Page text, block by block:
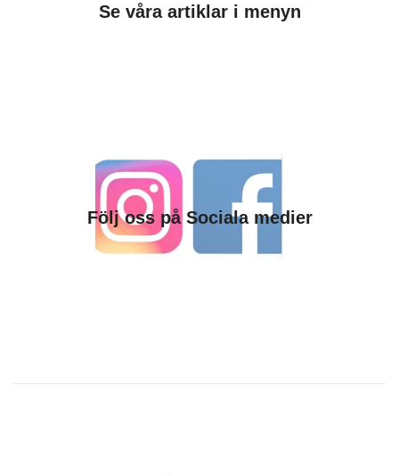
Se våra artiklar i menyn
Följ oss på Sociala medier